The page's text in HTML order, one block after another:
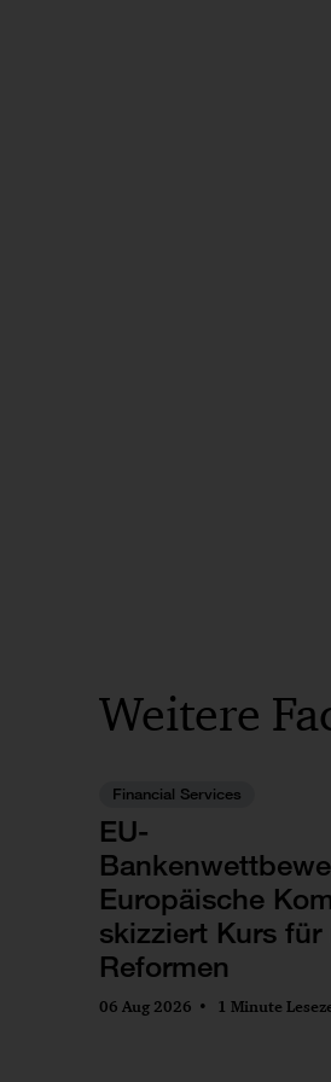
Weitere
Financial Services
EU-
Europäische
skizziert Kurs
Reformen
06 Aug 2026 1 Minute